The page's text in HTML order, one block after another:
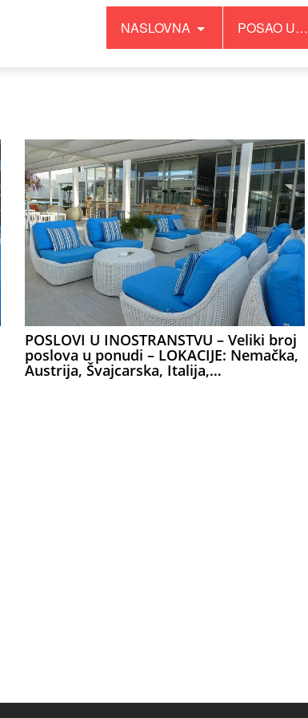
NASLOVNA POSAO U…
POSLOVI U INOSTRANSTVU – Veliki broj
poslova u ponudi – LOKACIJE: Nemačka,
Austrija, Švajcarska, Italija,…